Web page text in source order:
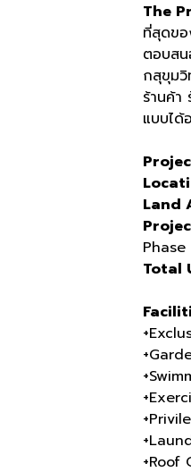
The
ที่สุดขอ
ตอบสน
กสุขุม
ร้านค้า
แบบได้
Land
Total
+Roof